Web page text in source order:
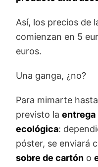
Así, los precios de
comienzan en 5
euros.
Una ganga, ¿no?
Para mimarte
previsto la entrega
ecológica:
póster, se enviará
sobre de cartón o